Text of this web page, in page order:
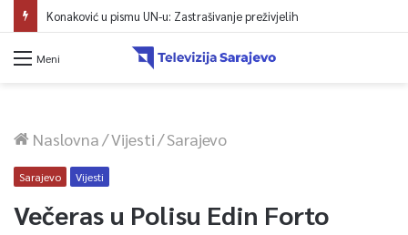
Konaković u pismu UN-u: Zastrašivanje preživjelih
Meni
Naslovna/Vijesti/Sarajevo
Sarajevo Vijesti
Večeras u Polisu Edin Forto